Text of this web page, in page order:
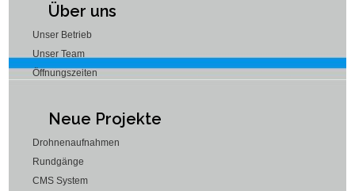
Über uns
Unser Betrieb
Unser Team
Öffnungszeiten
Neue Projekte
Drohnenaufnahmen
Rundgänge
CMS System